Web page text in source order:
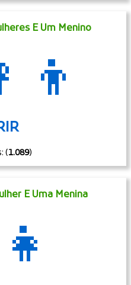
E Um Menino
(1.089)
E Uma Menina